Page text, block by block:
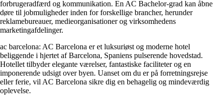
forbrugeradfærd og kommunikation. En AC Bachelor-grad kan åbne
døre til jobmuligheder inden for forskellige brancher, herunder
reklamebureauer, medieorganisationer og virksomhedens
marketingafdelinger.
ac barcelona: AC Barcelona er et luksuriøst og moderne hotel
beliggende i hjertet af Barcelona, Spaniens pulserende hovedstad.
Hotellet tilbyder elegante værelser, fantastiske faciliteter og en
imponerende udsigt over byen. Uanset om du er på forretningsrejse
eller ferie, vil AC Barcelona sikre dig en behagelig og mindeværdig
oplevelse.